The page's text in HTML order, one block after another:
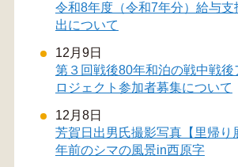
令和8年度（令和7年分）給与支
出について
12月9日
第３回戦後80年和泊の戦中戦後
ロジェクト参加者募集について
12月8日
芳賀日出男氏撮影写真【里帰り
年前のシマの風景in西原字